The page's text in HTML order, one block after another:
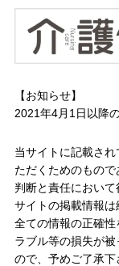
【お知らせ】
2021年4月1日以降
当サイトに記載さ
ただくためのもの
判断と責任におい
サイトの掲載情報
全ての情報の正確
ラブル等の損失が
ので、予めご了承下